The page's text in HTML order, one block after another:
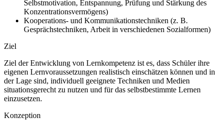
Selbstmotivation, Entspannung, Prüfung und Stärkung des
Konzentrationsvermögens)
Kooperations- und Kommunikationstechniken (z. B.
Gesprächstechniken, Arbeit in verschiedenen Sozialformen)
Ziel
Ziel der Entwicklung von Lernkompetenz ist es, dass Schüler ihre
eigenen Lernvoraussetzungen realistisch einschätzen können und in
der Lage sind, individuell geeignete Techniken und Medien
situationsgerecht zu nutzen und für das selbstbestimmte Lernen
einzusetzen.
Konzeption